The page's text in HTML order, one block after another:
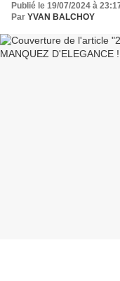
Publié le 19/07/2024 à
Par YVAN BALCHOY